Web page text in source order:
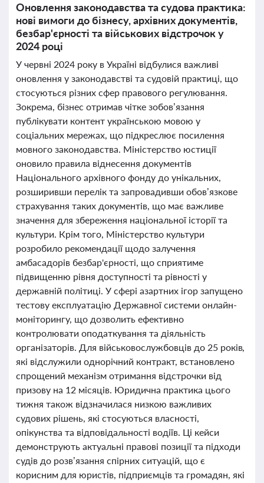
Оновлення законодавства та судова практика:
нові вимоги до бізнесу, архівних документів,
безбар'єрності та військових відстрочок у
2024 році
У червні 2024 року в Україні відбулися важливі
оновлення у законодавстві та судовій практиці, що
стосуються різних сфер правового регулювання.
Зокрема, бізнес отримав чітке зобов’язання
публікувати контент українською мовою у
соціальних мережах, що підкреслює посилення
мовного законодавства. Міністерство юстиції
оновило правила віднесення документів
Національного архівного фонду до унікальних,
розширивши перелік та запровадивши обов’язкове
страхування таких документів, що має важливе
значення для збереження національної історії та
культури. Крім того, Міністерство культури
розробило рекомендації щодо залучення
амбасадорів безбар'єрності, що сприятиме
підвищенню рівня доступності та рівності у
державній політиці. У сфері азартних ігор запущено
тестову експлуатацію Державної системи онлайн-
моніторингу, що дозволить ефективно
контролювати оподаткування та діяльність
організаторів. Для військовослужбовців до 25 років,
які відслужили однорічний контракт, встановлено
спрощений механізм отримання відстрочки від
призову на 12 місяців. Юридична практика цього
тижня також відзначилася низкою важливих
судових рішень, які стосуються власності,
опікунства та відповідальності водіїв. Ці кейси
демонструють актуальні правові позиції та підходи
судів до розв’язання спірних ситуацій, що є
корисним для юристів, підприємців та громадян, які